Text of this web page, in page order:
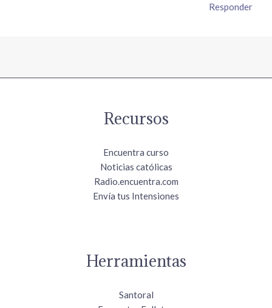
Responder
Recursos
Encuentra curso
Noticias católicas
Radio.encuentra.com
Envía tus Intensiones
Herramientas
Santoral